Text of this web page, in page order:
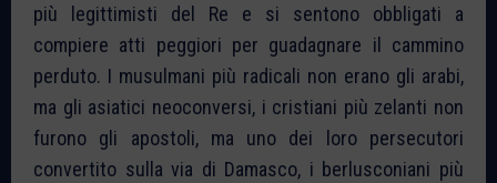
più legittimisti del Re e si sentono obbligati a
compiere atti peggiori per guadagnare il cammino
perduto. I musulmani più radicali non erano gli arabi,
ma gli asiatici neoconversi, i cristiani più zelanti non
furono gli apostoli, ma uno dei loro persecutori
convertito sulla via di Damasco, i berlusconiani più